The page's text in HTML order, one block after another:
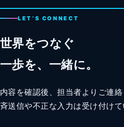
LET’S CONNECT
世界をつなぐ
一歩を、一緒に。
内容を確認後、担当者よりご連
斉送信や不正な入力は受け付けて